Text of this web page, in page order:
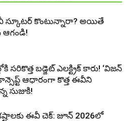
స్కూట‌ర్ కొంటున్నారా? అయితే
ఆగండి!
సరికొత్త బడ్జెట్ ఎలక్ట్రిక్ కారు! ‘విజన్
ఆధారంగా కొత్త ఈవీని
సుజుకి!
ఈవీ చెక్: జూన్ 2026లో